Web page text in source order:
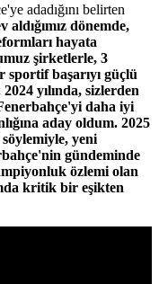
adadığını belirten
dönemde,
hayata
şirketlerle, 3
başarıyı güçlü
yılında, sizlerden
daha iyi
aday oldum. 2025
yeni
gündeminde
özlemi olan
kritik bir eşikten